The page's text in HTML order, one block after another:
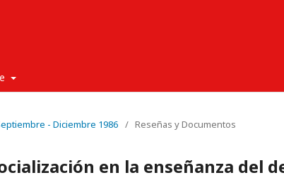
- Diciembre 1986 / Reseñas y Documentos
en la enseñanza del